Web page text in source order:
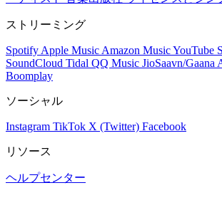
ストリーミング
Spotify Apple Music Amazon MusicYouTube
SoundCloud Tidal QQ Music JioSaavn/Gaana
Boomplay
ソーシャル
Instagram TikTok X (Twitter) Facebook
リソース
ヘルプセンター